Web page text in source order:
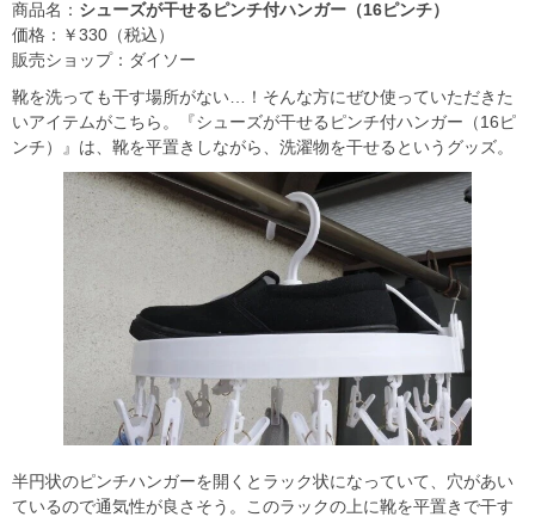
商品名： シューズが干せるピンチ付ハンガー（16ピンチ）
価格：￥330（税込）
販売ショップ：ダイソー
靴を洗っても干す場所がない…！そんな方にぜひ使っていただきた
いアイテムがこちら。『シューズが干せるピンチ付ハンガー（16ピ
ンチ）』は、靴を平置きしながら、洗濯物を干せるというグッズ。
半円状のピンチハンガーを開くとラック状になっていて、穴があい
ているので通気性が良さそう。このラックの上に靴を平置きで干す